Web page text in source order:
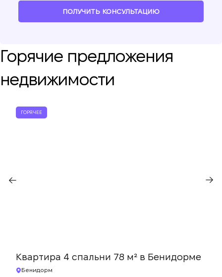
ПОЛУЧИТЬ КОНСУЛЬТАЦИЮ
Горячие предложения
недвижимости
ГОРЯЧЕЕ
Квартира 4 спальни 78 м² в Бенидорме
Бенидорм